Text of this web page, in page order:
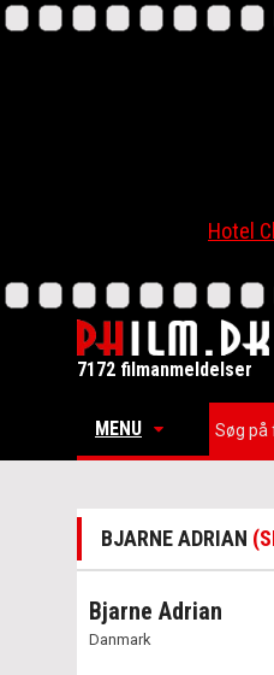
Hotel
7172 filmanmeldelser
MENU
BJARNE ADRIAN
Bjarne Adrian
Danmark